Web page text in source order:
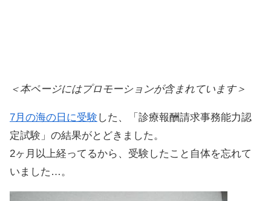
＜本ページにはプロモーションが含まれています＞
7月の海の日に受験 した、「診療報酬請求事務能力認
定試験」の結果がとどきました。
2ヶ月以上経ってるから、受験したこと自体を忘れて
いました…。